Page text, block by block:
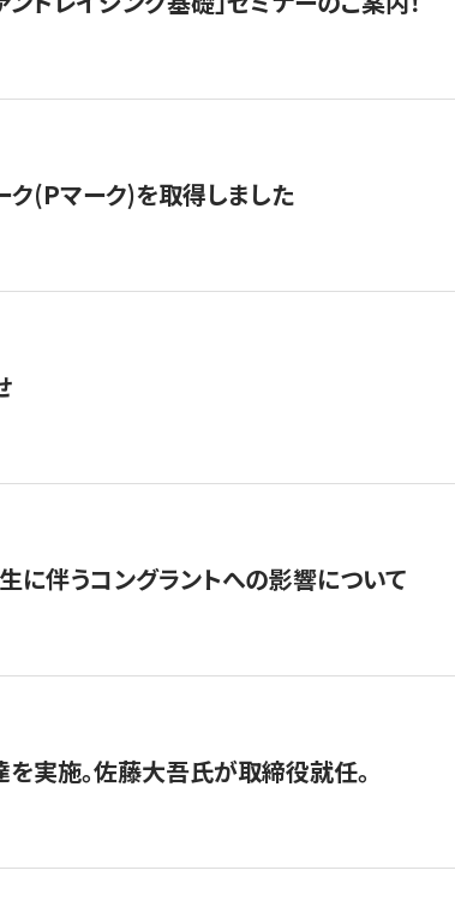
ク(Pマーク)を取得しました
に伴うコングラントへの影響について
実施。佐藤大吾氏が取締役就任。